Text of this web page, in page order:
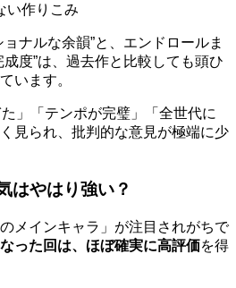
い作りこみ
ナルな余韻”と、エンドロールま
度”は、過去作と比較しても頭ひ
います。
」「テンポが完璧」「全世代に
見られ、批判的な意見が極端に少
はやはり強い？
メインキャラ」が注目されがちで
った回は、ほぼ確実に高評価を得